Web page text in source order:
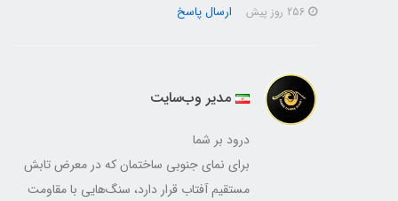
ارسال پاسخ
مدیر وب‌سایت
درود بر شما
برای نمای جنوبی ساختمان که در معرض تابش
مستقیم آفتاب قرار دارد، سنگ‌هایی با مقاومت